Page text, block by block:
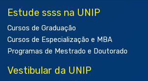
Estude ssss na UNIP
Cursos de Graduação
Cursos de Especialização e MBA
Programas de Mestrado e Doutorado
Vestibular da UNIP